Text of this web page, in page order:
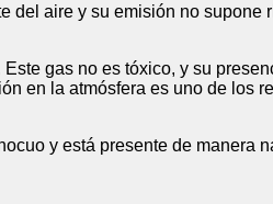
del aire y su emisión no supone
gas no es tóxico, y su
en la atmósfera es uno de los
y está presente de manera